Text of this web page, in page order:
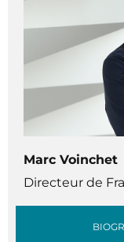
Marc Voinchet
Directeur de